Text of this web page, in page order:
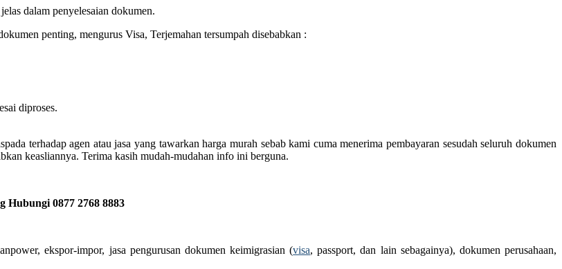
dalam penyelesaian dokumen.
penting, mengurus Visa, Terjemahan tersumpah disebabkan :
diproses.
terhadap agen atau jasa yang tawarkan harga murah sebab kami cuma menerima pembayaran sesudah seluruh dokumen
keasliannya. Terima kasih mudah-mudahan info ini berguna.
0877 2768 8883
ekspor-impor, jasa pengurusan dokumen keimigrasian (visa, passport, dan lain sebagainya), dokumen perusahaan,